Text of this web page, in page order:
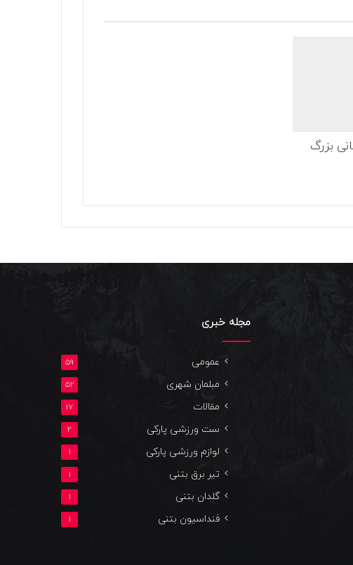
بزرگ
مجله خبری
عمومی 59
مبلمان شهری 52
مقالات 17
ست ورزشی پارکی 2
لوازم ورزشی پارکی 1
تیر برق بتنی 1
گلدان بتنی 1
فنداسیون بتنی 1